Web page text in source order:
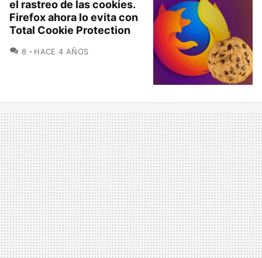
el rastreo de las cookies.
Firefox ahora lo evita con
Total Cookie Protection
8 COMENTARIOS
HACE 4 AÑOS